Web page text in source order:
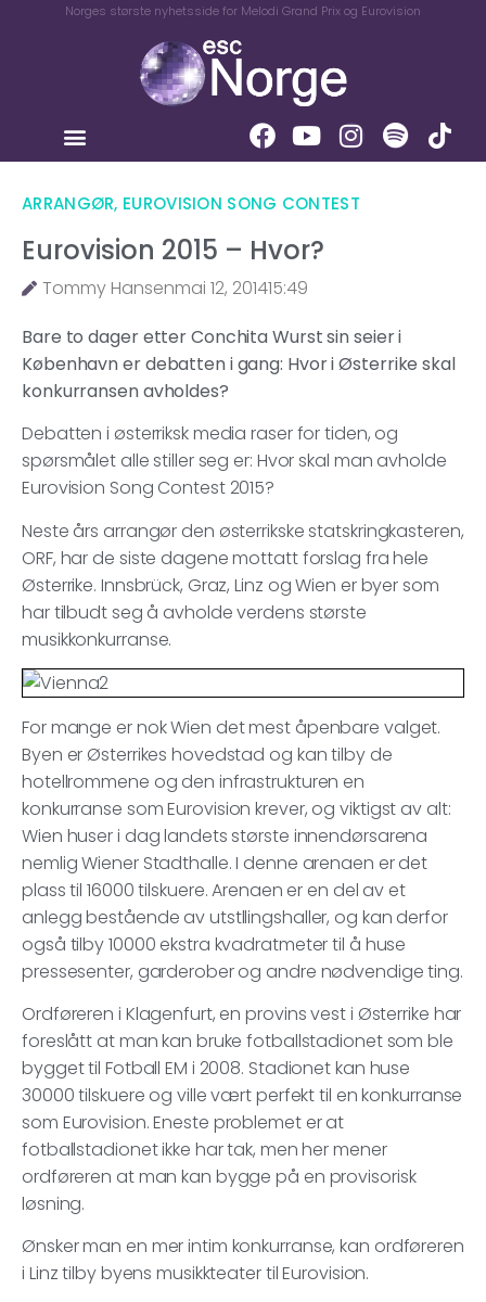
Norges største nyhetsside for Melodi Grand Prix og Eurovision
ARRANGØR, EUROVISION SONG CONTEST
Eurovision 2015 – Hvor?
Tommy Hansenmai 12, 201415:49
Bare to dager etter Conchita Wurst sin seier i
København er debatten i gang: Hvor i Østerrike skal
konkurransen avholdes?
Debatten i østerriksk media raser for tiden, og
spørsmålet alle stiller seg er: Hvor skal man avholde
Eurovision Song Contest 2015?
Neste års arrangør den østerrikske statskringkasteren,
ORF, har de siste dagene mottatt forslag fra hele
Østerrike. Innsbrück, Graz, Linz og Wien er byer som
har tilbudt seg å avholde verdens største
musikkonkurranse.
For mange er nok Wien det mest åpenbare valget.
Byen er Østerrikes hovedstad og kan tilby de
hotellrommene og den infrastrukturen en
konkurranse som Eurovision krever, og viktigst av alt:
Wien huser i dag landets største innendørsarena
nemlig Wiener Stadthalle. I denne arenaen er det
plass til 16000 tilskuere. Arenaen er en del av et
anlegg bestående av utstllingshaller, og kan derfor
også tilby 10000 ekstra kvadratmeter til å huse
pressesenter, garderober og andre nødvendige ting.
Ordføreren i Klagenfurt, en provins vest i Østerrike har
foreslått at man kan bruke fotballstadionet som ble
bygget til Fotball EM i 2008. Stadionet kan huse
30000 tilskuere og ville vært perfekt til en konkurranse
som Eurovision. Eneste problemet er at
fotballstadionet ikke har tak, men her mener
ordføreren at man kan bygge på en provisorisk
løsning.
Ønsker man en mer intim konkurranse, kan ordføreren
i Linz tilby byens musikkteater til Eurovision.